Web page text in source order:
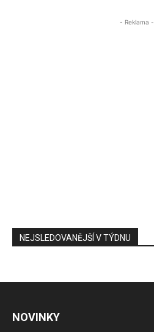
- Reklama -
NEJSLEDOVANĚJŠÍ V TÝDNU
NOVINKY